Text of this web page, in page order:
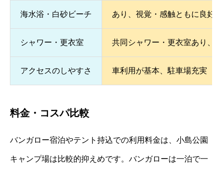
海水浴・白砂ビーチ あり、視覚・感触ともに良好
シャワー・更衣室 共同シャワー・更衣室あり、
アクセスのしやすさ 車利用が基本、駐車場充実
料金・コスパ比較
バンガロー宿泊やテント持込での利用料金は、小島公園
キャンプ場は比較的抑えめです。バンガローは一泊で一